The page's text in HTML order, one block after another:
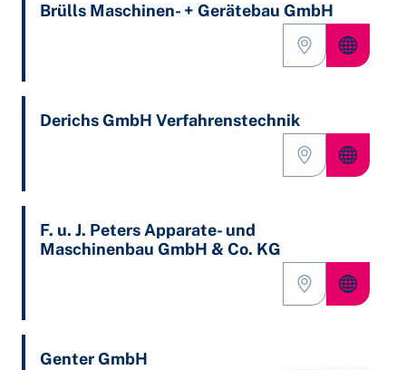
Brülls Maschinen- + Gerätebau GmbH
Derichs GmbH Verfahrenstechnik
F. u. J. Peters Apparate- und
Maschinenbau GmbH & Co. KG
Genter GmbH